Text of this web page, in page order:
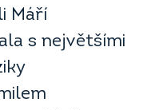
Máří
s největšími